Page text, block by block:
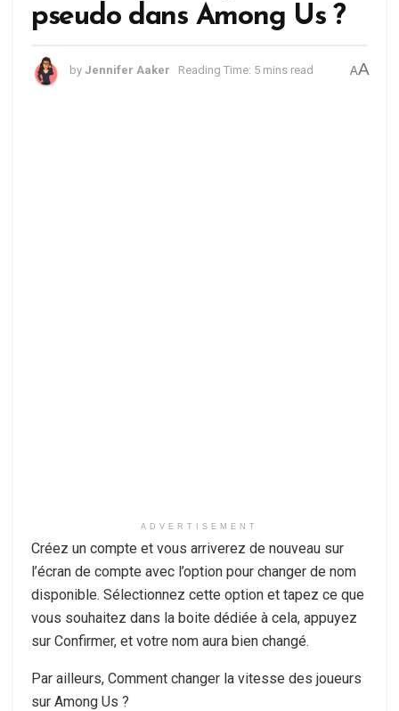
pseudo dans Among Us ?
by Jennifer Aaker Reading Time: 5 mins read AA
ADVERTISEMENT
Créez un compte et vous arriverez de nouveau sur
l’écran de compte avec l’option pour changer de nom
disponible. Sélectionnez cette option et tapez ce que
vous souhaitez dans la boite dédiée à cela, appuyez
sur Confirmer, et votre nom aura bien changé.
Par ailleurs, Comment changer la vitesse des joueurs
sur Among Us ?